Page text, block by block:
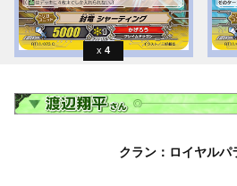
4
クラン：ロイヤルパ